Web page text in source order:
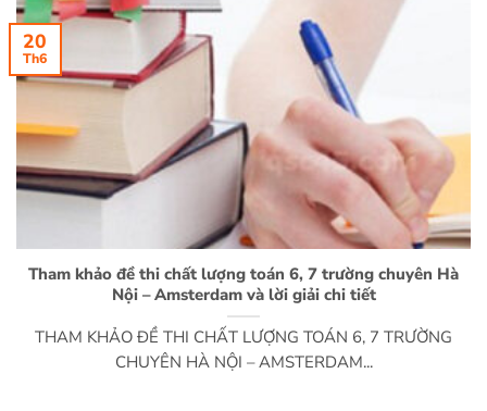
Tham khảo đề thi chất lượng toán 6, 7 trường chuyên Hà
Nội – Amsterdam và lời giải chi tiết
THAM KHẢO ĐỀ THI CHẤT LƯỢNG TOÁN 6, 7 TRƯỜNG
CHUYÊN HÀ NỘI – AMSTERDAM...
20
Th6